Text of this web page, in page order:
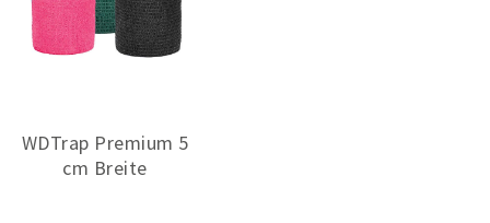
WDTrap Premium 5
cm Breite